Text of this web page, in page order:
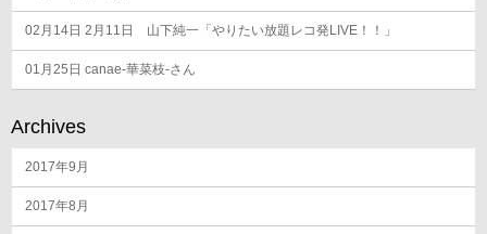
02月14日 2月11日 山下純一「やりたい放題レコ発LIVE！！」
01月25日 canae-華菜枝-さん
Archives
2017年9月
2017年8月